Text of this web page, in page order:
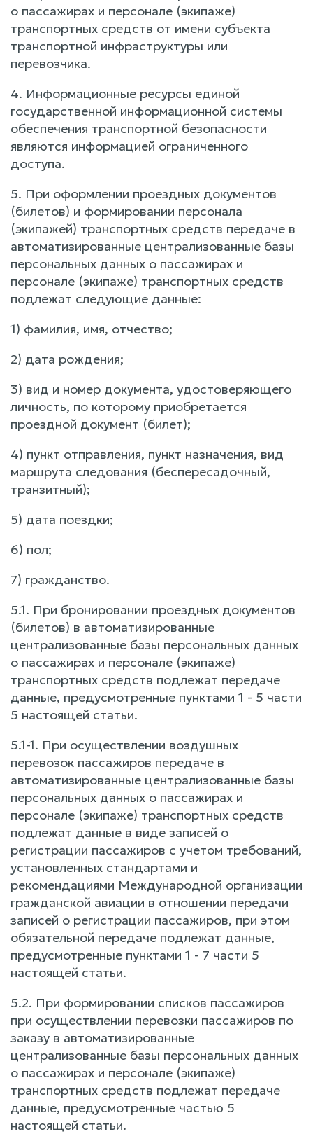
о пассажирах и персонале (экипаже)
транспортных средств от имени субъекта
транспортной инфраструктуры или
перевозчика.
4. Информационные ресурсы единой
государственной информационной системы
обеспечения транспортной безопасности
являются информацией ограниченного
доступа.
5. При оформлении проездных документов
(билетов) и формировании персонала
(экипажей) транспортных средств передаче в
автоматизированные централизованные базы
персональных данных о пассажирах и
персонале (экипаже) транспортных средств
подлежат следующие данные:
1) фамилия, имя, отчество;
2) дата рождения;
3) вид и номер документа, удостоверяющего
личность, по которому приобретается
проездной документ (билет);
4) пункт отправления, пункт назначения, вид
маршрута следования (беспересадочный,
транзитный);
5) дата поездки;
6) пол;
7) гражданство.
5.1. При бронировании проездных документов
(билетов) в автоматизированные
централизованные базы персональных данных
о пассажирах и персонале (экипаже)
транспортных средств подлежат передаче
данные, предусмотренные пунктами 1 - 5 части
5 настоящей статьи.
5.1-1. При осуществлении воздушных
перевозок пассажиров передаче в
автоматизированные централизованные базы
персональных данных о пассажирах и
персонале (экипаже) транспортных средств
подлежат данные в виде записей о
регистрации пассажиров с учетом требований,
установленных стандартами и
рекомендациями Международной организации
гражданской авиации в отношении передачи
записей о регистрации пассажиров, при этом
обязательной передаче подлежат данные,
предусмотренные пунктами 1 - 7 части 5
настоящей статьи.
5.2. При формировании списков пассажиров
при осуществлении перевозки пассажиров по
заказу в автоматизированные
централизованные базы персональных данных
о пассажирах и персонале (экипаже)
транспортных средств подлежат передаче
данные, предусмотренные частью 5
настоящей статьи.